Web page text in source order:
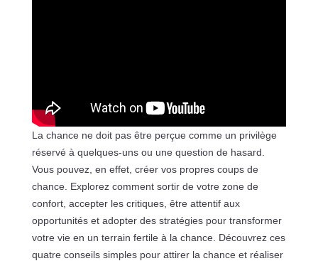
La chance ne doit pas être perçue comme un privilège
réservé à quelques-uns ou une question de hasard.
Vous pouvez, en effet, créer vos propres coups de
chance. Explorez comment sortir de votre zone de
confort, accepter les critiques, être attentif aux
opportunités et adopter des stratégies pour transformer
votre vie en un terrain fertile à la chance. Découvrez ces
quatre conseils simples pour attirer la chance et réaliser